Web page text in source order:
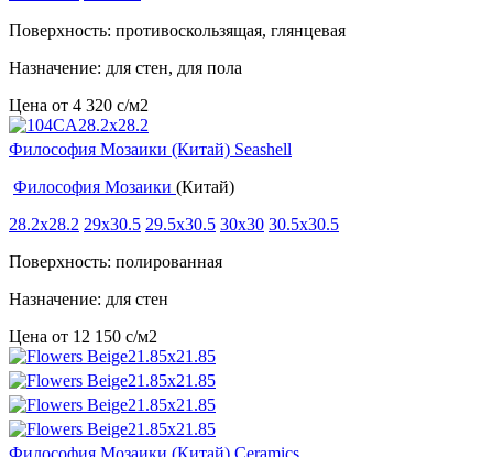
Поверхность: противоскользящая, глянцевая
Назначение: для стен, для пола
Цена от 4 320 c/м2
Философия Мозаики (Китай) Seashell
Философия Мозаики (Китай)
28.2x28.2 29x30.5 29.5x30.5 30x30 30.5x30.5
Поверхность: полированная
Назначение: для стен
Цена от 12 150 c/м2